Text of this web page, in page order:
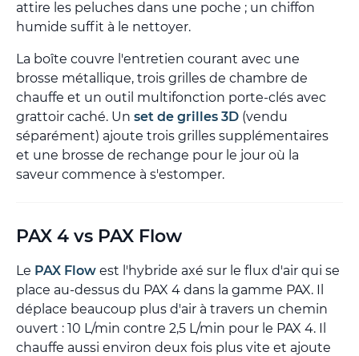
attire les peluches dans une poche ; un chiffon
humide suffit à le nettoyer.
La boîte couvre l'entretien courant avec une
brosse métallique, trois grilles de chambre de
chauffe et un outil multifonction porte-clés avec
grattoir caché. Un set de grilles 3D (vendu
séparément) ajoute trois grilles supplémentaires
et une brosse de rechange pour le jour où la
saveur commence à s'estomper.
PAX 4 vs PAX Flow
Le PAX Flow est l'hybride axé sur le flux d'air qui se
place au-dessus du PAX 4 dans la gamme PAX. Il
déplace beaucoup plus d'air à travers un chemin
ouvert : 10 L/min contre 2,5 L/min pour le PAX 4. Il
chauffe aussi environ deux fois plus vite et ajoute